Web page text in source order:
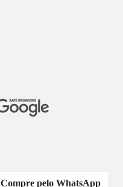
Compre pelo WhatsApp